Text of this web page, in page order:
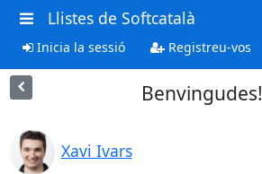
Llistes de Softcatalà
Inicia la sessió Registreu-vos
Benvingudes!
Xavi Ivars